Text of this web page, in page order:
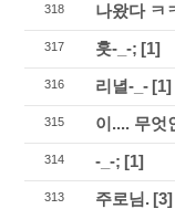
318 나왔다 ㅋ
317 훗-_-; [1]
316 리녈-_- [1]
315 이.... 무엇
314 -_-; [1]
313 주로님. [3]